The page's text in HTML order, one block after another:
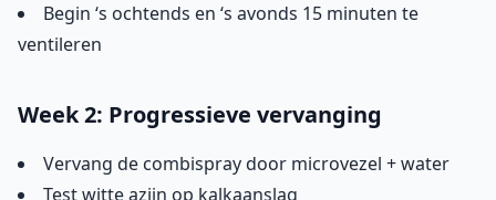
Begin ‘s ochtends en ‘s avonds 15 minuten te
ventileren
Week 2: Progressieve vervanging
Vervang de combispray door microvezel + water
Test witte azijn op kalkaanslag